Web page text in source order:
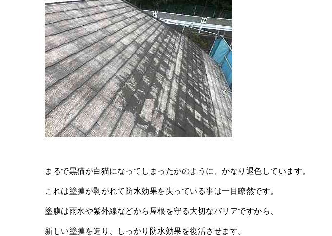
まるで黒猫が白猫になってしまったかのように、かなり退色しています。
これは塗膜が剥がれて防水効果を失っている事は一目瞭然です。
塗膜は雨水や紫外線などから屋根を守る大切なバリアですから、
新しい塗膜を造り、しっかり防水効果を復活させます。